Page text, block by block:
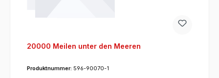
20000 Meilen unter den Meeren
Produktnummer: 596-90070-1